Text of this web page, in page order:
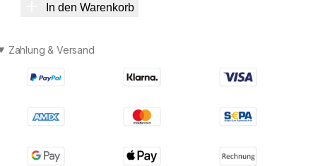
In den Warenkorb
Zahlung & Versand